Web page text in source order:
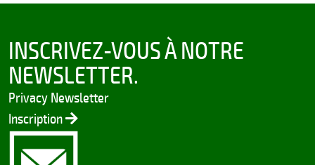
INSCRIVEZ-VOUS À NOTRE
NEWSLETTER.
Privacy Newsletter
Inscription